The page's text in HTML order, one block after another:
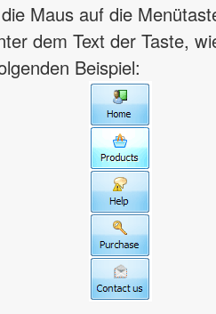
Maus auf die
dem Text der Taste,
Beispiel: